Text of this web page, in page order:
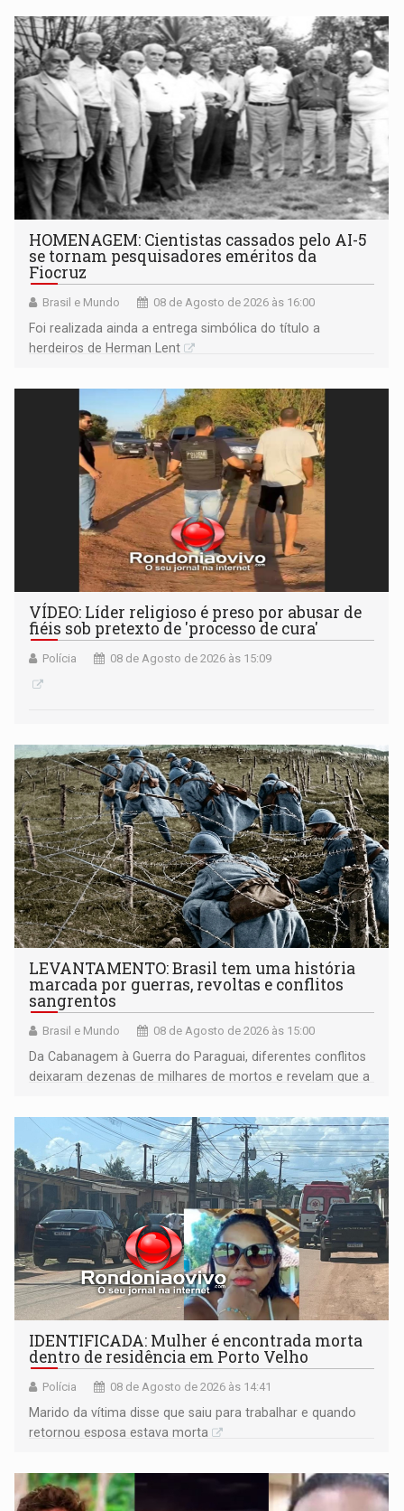
HOMENAGEM: Cientistas cassados pelo AI-5
se tornam pesquisadores eméritos da
Fiocruz
Brasil e Mundo 08 de Agosto de 2026 às 16:00
Foi realizada ainda a entrega simbólica do título a
herdeiros de Herman Lent
VÍDEO: Líder religioso é preso por abusar de
fiéis sob pretexto de 'processo de cura'
Polícia 08 de Agosto de 2026 às 15:09
LEVANTAMENTO: Brasil tem uma história
marcada por guerras, revoltas e conflitos
sangrentos
Brasil e Mundo 08 de Agosto de 2026 às 15:00
Da Cabanagem à Guerra do Paraguai, diferentes conflitos
deixaram dezenas de milhares de mortos e revelam que a
territoriais e sociais
IDENTIFICADA: Mulher é encontrada morta
dentro de residência em Porto Velho
Polícia 08 de Agosto de 2026 às 14:41
Marido da vítima disse que saiu para trabalhar e quando
retornou esposa estava morta